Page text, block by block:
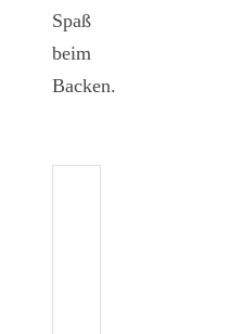
Spaß
beim
Backen.